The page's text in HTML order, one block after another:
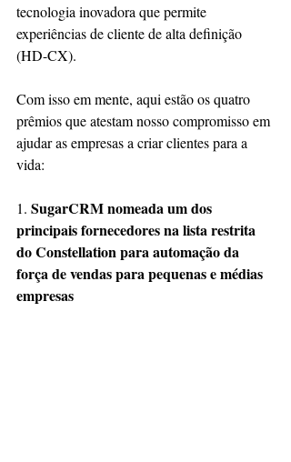
tecnologia inovadora que permite
experiências de cliente de alta definição
(HD-CX).
Com isso em mente, aqui estão os quatro
prêmios que atestam nosso compromisso em
ajudar as empresas a criar clientes para a
vida:
1. SugarCRM nomeada um dos
principais fornecedores na lista restrita
do Constellation para automação da
força de vendas para pequenas e médias
empresas